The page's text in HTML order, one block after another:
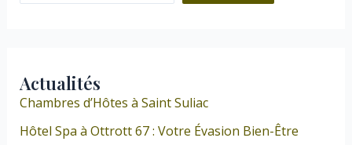
Actualités
Chambres d’Hôtes à Saint Suliac
Hôtel Spa à Ottrott 67 : Votre Évasion Bien-Être